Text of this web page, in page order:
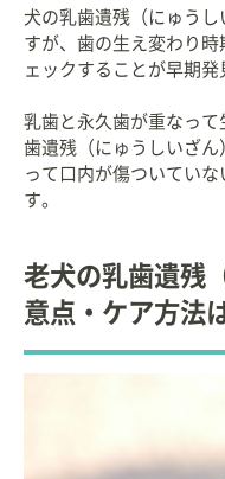
犬の乳歯遺残（にゅう
すが、歯の生え変わり
ェックすることが早期発
乳歯と永久歯が重なっ
歯遺残（にゅうしいざ
って口内が傷ついてい
す。
老犬の乳歯遺残
意点・ケア方法